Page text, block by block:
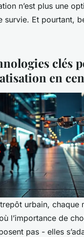
n’est plus une
survie. Et pourtant,
clés
en
urbain, chaque
l’importance de
pas - elles